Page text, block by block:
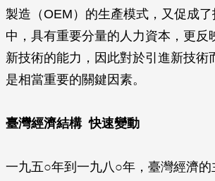
製造（OEM）的生產模式，又促成
中，具有重要分量的人力資本，更反
新技術的能力，因此對於引進新技術
是相當重要的關鍵因素。
臺灣經濟結構 快速變動
一九五○年到一九八○年，臺灣經濟的